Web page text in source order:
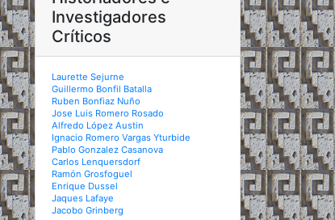
Investigadores
Críticos
Laurette Sejurne
Guillermo Bonfil Batalla
Ruben Bonfiaz Nuño
Jose Luis Romero Rosado
Alfredo López Austin
Ignacio Romero Vargas Yturbide
Pablo Gonzalez Casanova
Carlos Lenquersdorf
Ramón Grosfoguel
Enrique Dussel
Jaques Lafaye
Jacobo Grinberg